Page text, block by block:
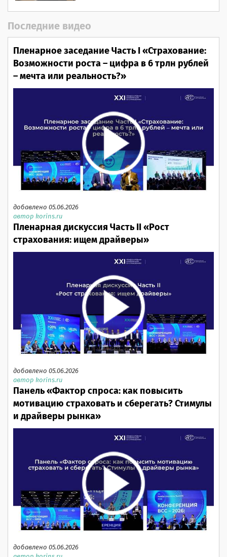
Последние видео
Пленарное заседание Часть I «Страхование:
Возможности роста – цифра в 6 трлн рублей
– мечта или реальность?»
добавлено 05.06.2026
автор korins.ru
Пленарная дискуссия Часть II «Рост
страхования: ищем драйверы»
добавлено 05.06.2026
автор korins.ru
Панель «Фактор спроса: как повысить
мотивацию страховать и сберегать? Стимулы
и драйверы рынка»
добавлено 05.06.2026